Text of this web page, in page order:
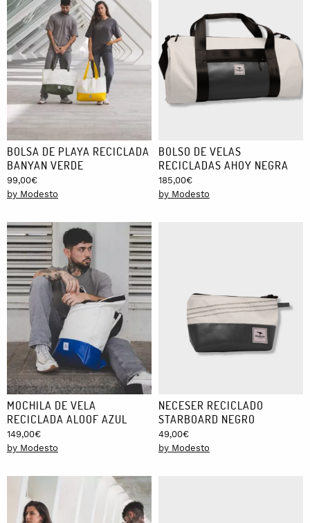
BOLSA DE PLAYA RECICLADA
BANYAN VERDE
99,00€
by Modesto
BOLSO DE VELAS
RECICLADAS AHOY NEGRA
185,00€
by Modesto
MOCHILA DE VELA
RECICLADA ALOOF AZUL
149,00€
by Modesto
NECESER RECICLADO
STARBOARD NEGRO
49,00€
by Modesto